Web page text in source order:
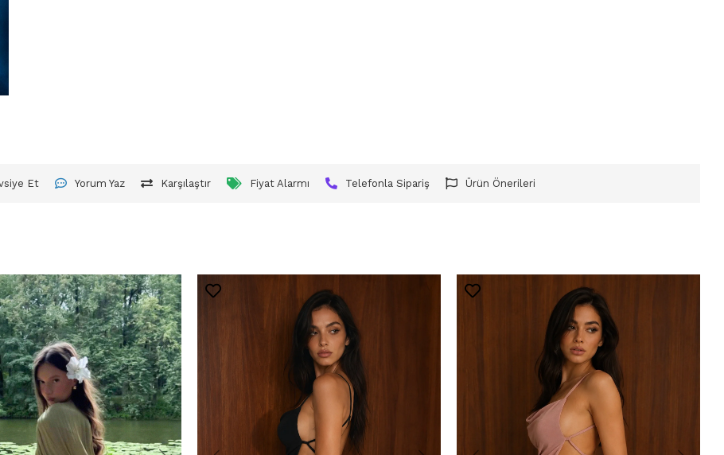
Et Yorum Yaz Karşılaştır Fiyat Alarmı Telefonla Sipariş Ürün Önerileri